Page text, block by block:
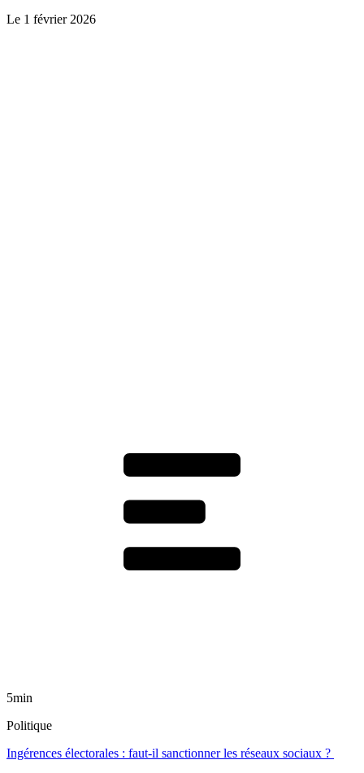
Le 1 février 2026
5min
Politique
Ingérences électorales : faut-il sanctionner les réseaux sociaux ?